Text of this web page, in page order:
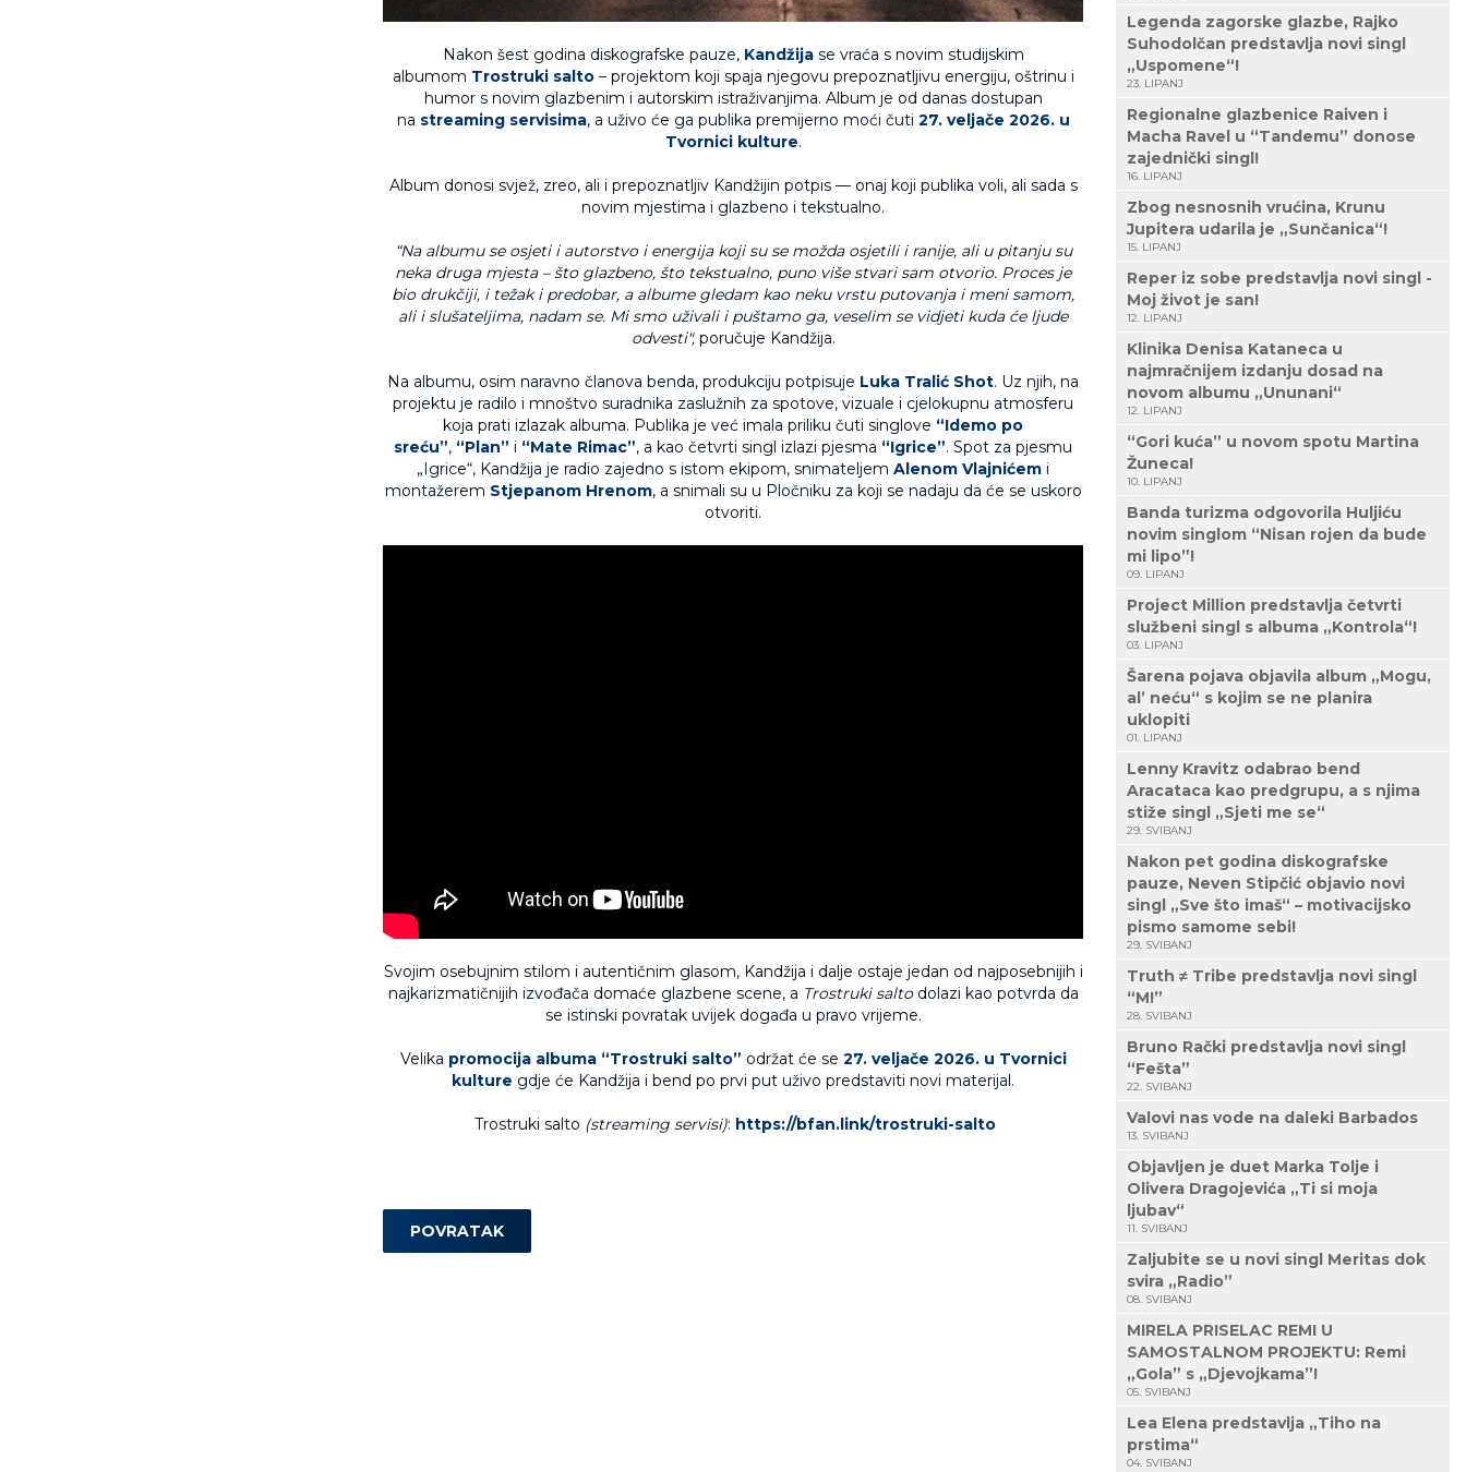
Nakon šest godina diskografske pauze, Kandžija se vraća s novim studijskim
albumom Trostruki salto– projektom koji spaja njegovu prepoznatljivu energiju, oštrinu i
humor s novim glazbenim i autorskim istraživanjima. Album je od danas dostupan
na streaming servisima, a uživo će ga publika premijerno moći čuti 27. veljače 2026. u
Tvornici kulture.
Album donosi svjež, zreo, ali i prepoznatljiv Kandžijin potpis — onaj koji publika voli, ali sada s
novim mjestima i glazbeno i tekstualno.
“Na albumu se osjeti i autorstvo i energija koji su se možda osjetili i ranije, ali u pitanju su
neka druga mjesta – što glazbeno, što tekstualno, puno više stvari sam otvorio. Proces je
bio drukčiji, i težak i predobar, a albume gledam kao neku vrstu putovanja i meni samom,
ali i slušateljima, nadam se. Mi smo uživali i puštamo ga, veselim se vidjeti kuda će ljude
odvesti",poručuje Kandžija.
Na albumu, osim naravno članova benda, produkciju potpisuje Luka Tralić Shot. Uz njih, na
projektu je radilo i mnoštvo suradnika zaslužnih za spotove, vizuale i cjelokupnu atmosferu
koja prati izlazak albuma. Publika je već imala priliku čuti singlove “Idemo po
sreću”, “Plan” i “Mate Rimac”, a kao četvrti singl izlazi pjesma “Igrice”. Spot za pjesmu
„Igrice“, Kandžija je radio zajedno s istom ekipom, snimateljem Alenom Vlajnićem i
montažerem Stjepanom Hrenom, a snimali su u Pločniku za koji se nadaju da će se uskoro
otvoriti.
Svojim osebujnim stilom i autentičnim glasom, Kandžija i dalje ostaje jedan od najposebnijih i
najkarizmatičnijih izvođača domaće glazbene scene, a Trostruki saltodolazi kao potvrda da
se istinski povratak uvijek događa u pravo vrijeme.
Velika promocija albuma “Trostruki salto” održat će se 27. veljače 2026. u Tvornici
kulture gdje će Kandžija i bend po prvi put uživo predstaviti novi materijal.
Trostruki salto (streaming servisi): https://bfan.link/trostruki-salto
POVRATAK
Legenda zagorske glazbe, Rajko
Suhodolčan predstavlja novi singl
„Uspomene“!
23. LIPANJ
Regionalne glazbenice Raiven i
Macha Ravel u “Tandemu” donose
zajednički singl!
16. LIPANJ
Zbog nesnosnih vrućina, Krunu
Jupitera udarila je „Sunčanica“!
15. LIPANJ
Reper iz sobe predstavlja novi singl -
Moj život je san!
12. LIPANJ
Klinika Denisa Kataneca u
najmračnijem izdanju dosad na
novom albumu „Ununani“
12. LIPANJ
“Gori kuća” u novom spotu Martina
Žuneca!
10. LIPANJ
Banda turizma odgovorila Huljiću
novim singlom “Nisan rojen da bude
mi lipo”!
09. LIPANJ
Project Million predstavlja četvrti
službeni singl s albuma „Kontrola“!
03. LIPANJ
Šarena pojava objavila album „Mogu,
al’ neću“ s kojim se ne planira
uklopiti
01. LIPANJ
Lenny Kravitz odabrao bend
Aracataca kao predgrupu, a s njima
stiže singl „Sjeti me se“
29. SVIBANJ
Nakon pet godina diskografske
pauze, Neven Stipčić objavio novi
singl „Sve što imaš“ – motivacijsko
pismo samome sebi!
29. SVIBANJ
Truth ≠ Tribe predstavlja novi singl
“M!”
28. SVIBANJ
Bruno Rački predstavlja novi singl
“Fešta”
22. SVIBANJ
Valovi nas vode na daleki Barbados
13. SVIBANJ
Objavljen je duet Marka Tolje i
Olivera Dragojevića „Ti si moja
ljubav“
11. SVIBANJ
Zaljubite se u novi singl Meritas dok
svira „Radio”
08. SVIBANJ
MIRELA PRISELAC REMI U
SAMOSTALNOM PROJEKTU: Remi
„Gola” s „Djevojkama”!
05. SVIBANJ
Lea Elena predstavlja „Tiho na
prstima“
04. SVIBANJ